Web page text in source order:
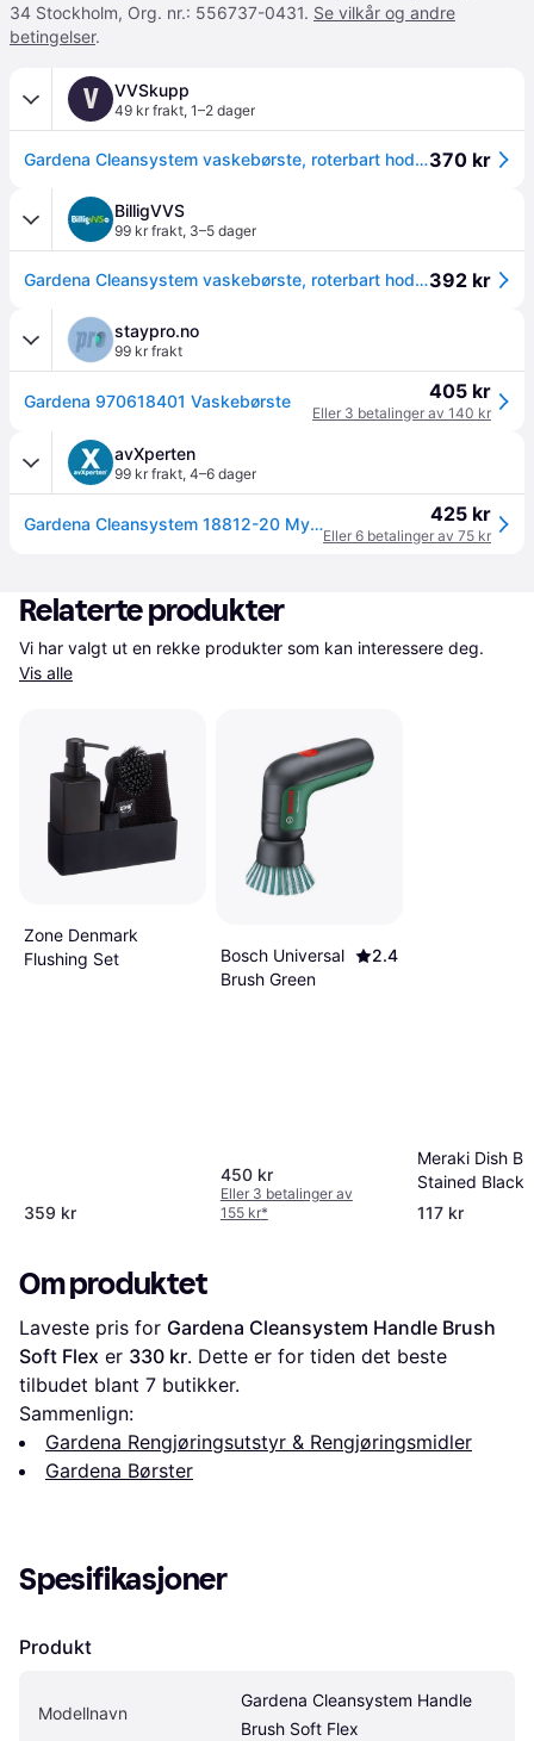
34 Stockholm, Org. nr.: 556737-0431. Se vilkår og andre
betingelser.
V VVSkupp
49 kr frakt, 1–2 dager
Gardena Cleansystem vaskebørste, roterbart hode, myk bust370 kr
BilligVVS
99 kr frakt, 3–5 dager
Gardena Cleansystem vaskebørste, roterbart hode, myk bust392 kr
staypro.no
99 kr frakt
Gardena 970618401 Vaskebørste 405 kr
Eller 3 betalinger av 140 kr
avXperten
99 kr frakt, 4–6 dager
Gardena Cleansystem 18812-20 Myk børste med fleksibelt skaft til Cleansystem 425 kr
Eller 6 betalinger av 75 kr
Relaterte produkter
Vis alle
Zone Denmark
Flushing Set
359 kr
Bosch Universal
Brush Green
2.4
450 kr
Eller 3 betalinger av
155 kr*
Meraki Dish
Stained Black
117 kr
Om produktet
Laveste pris for Gardena Cleansystem Handle Brush
Soft Flex er 330 kr. Dette er for tiden det beste
tilbudet blant 7 butikker.
Sammenlign:
Gardena Rengjøringsutstyr & Rengjøringsmidler
Gardena Børster
Spesifikasjoner
Produkt
Modellnavn
Gardena Cleansystem Handle
Brush Soft Flex